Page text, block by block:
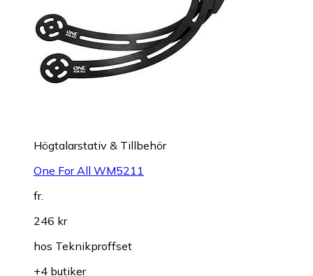
Högtalarstativ & Tillbehör
One For All WM5211
fr.
246 kr
hos Teknikproffset
+4 butiker